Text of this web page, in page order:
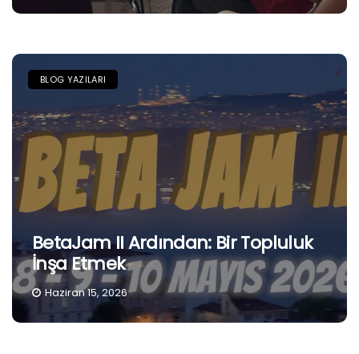
BLOG YAZILARI
BetaJam II Ardından: Bir Topluluk
İnşa Etmek
Haziran 15, 2026